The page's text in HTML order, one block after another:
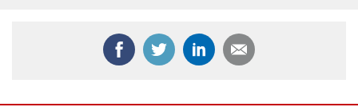
Partager ce contenu sur Facebook
Partager ce contenu sur Twitter
Partager ce contenu